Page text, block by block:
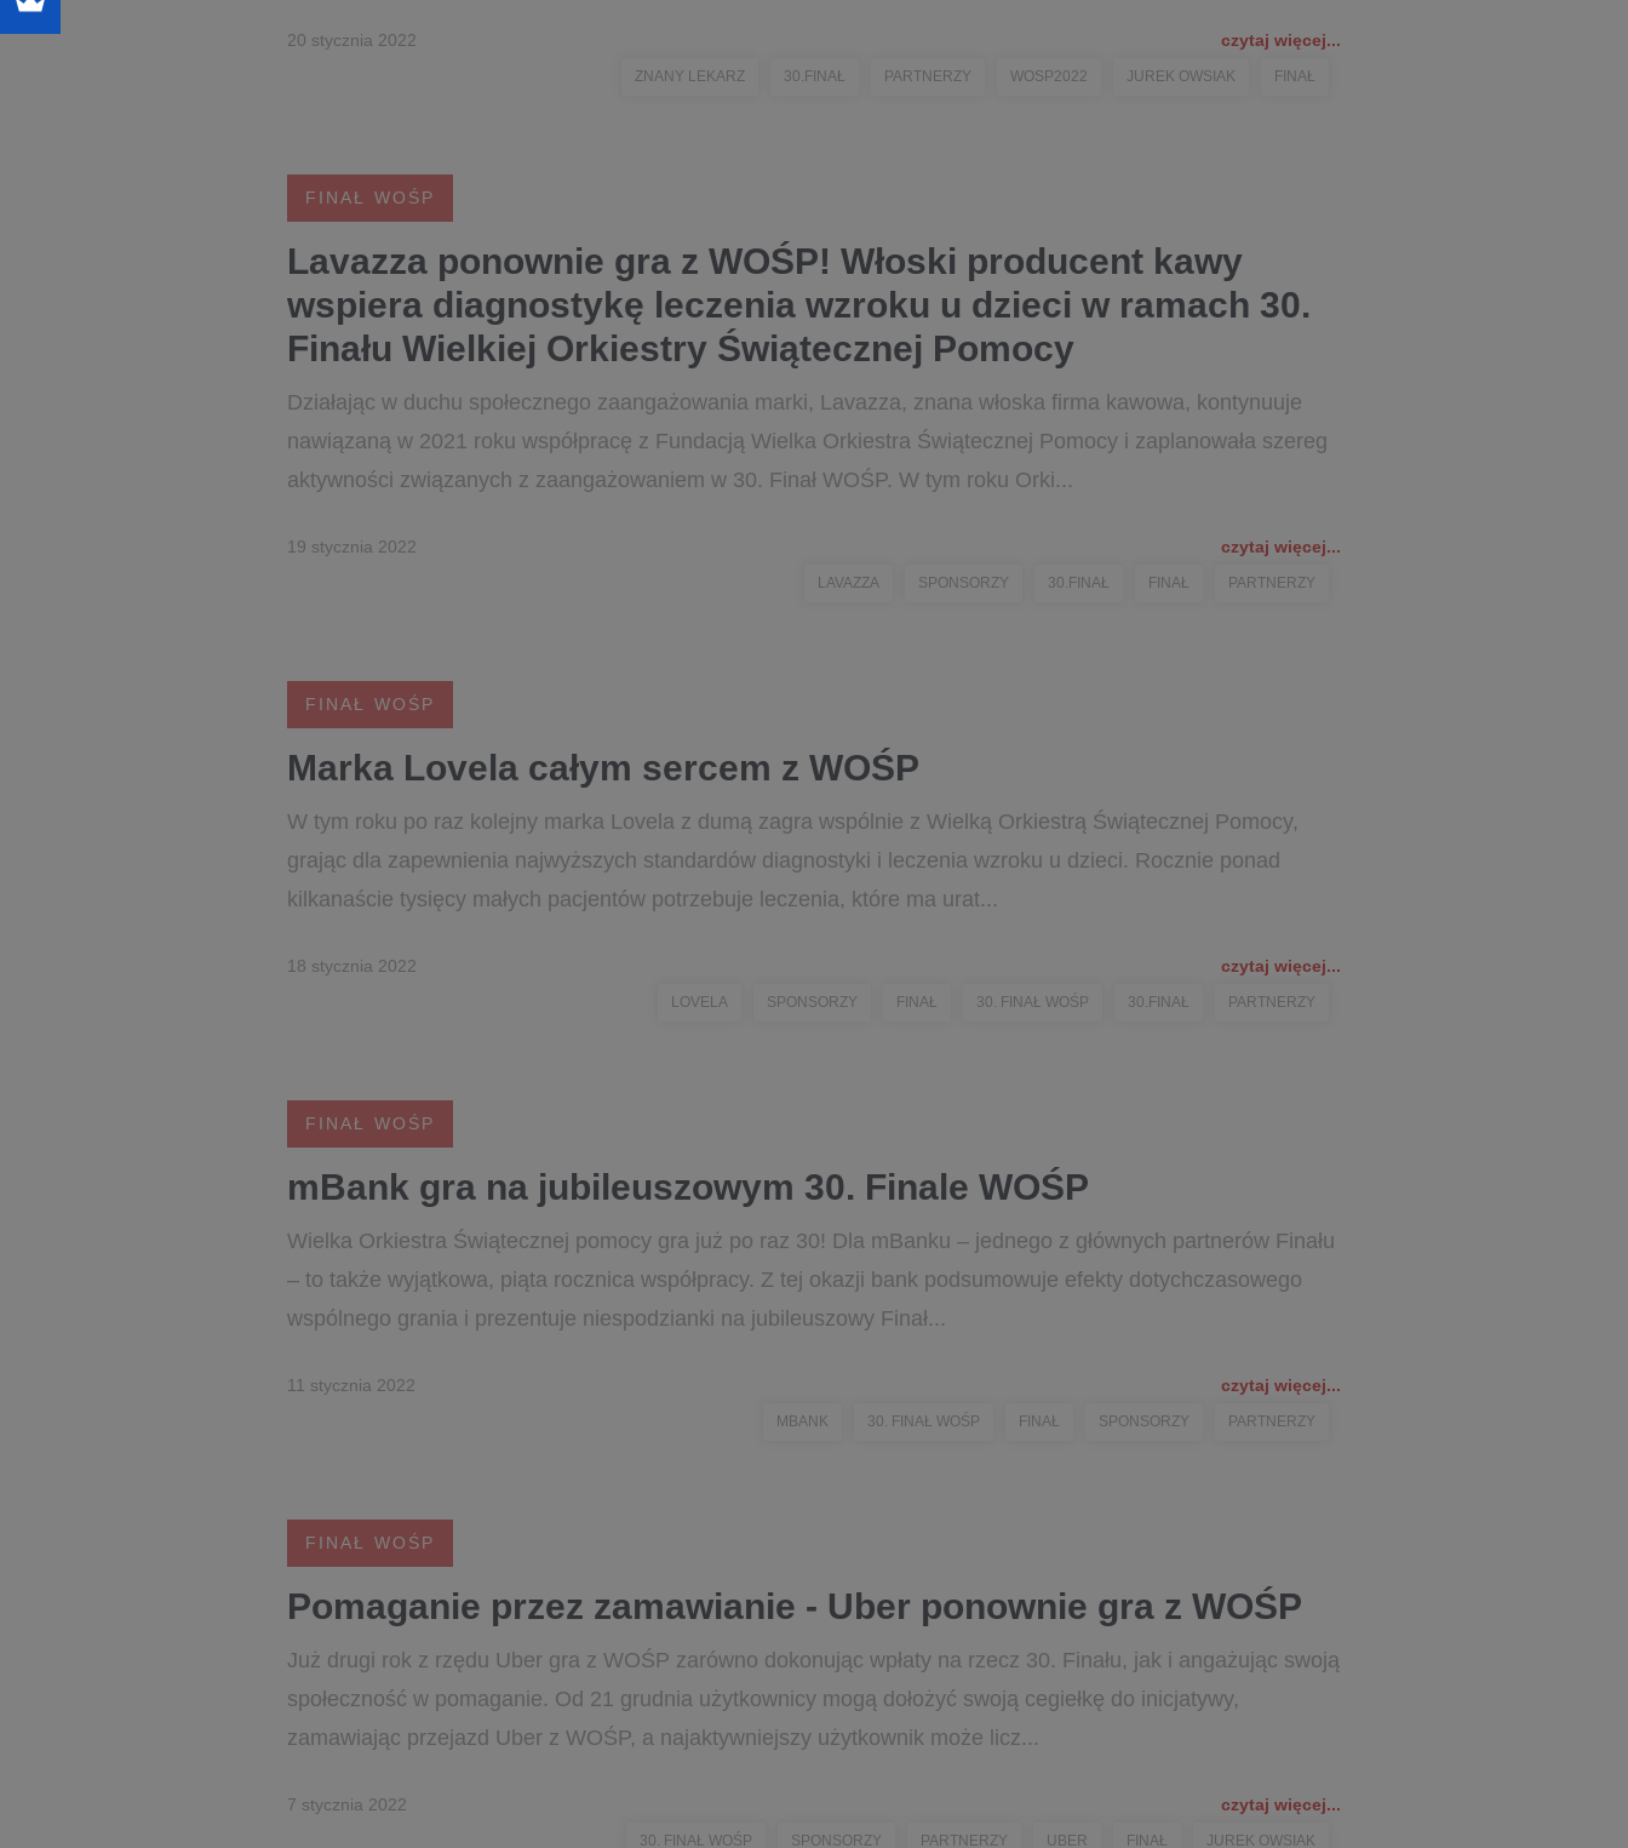
20 stycznia 2022 czytaj więcej...
ZNANY LEKARZ 30.FINAŁ PARTNERZY WOSP2022 JUREK OWSIAK FINAŁ
FINAŁ WOŚP
Lavazza ponownie gra z WOŚP! Włoski producent kawy
wspiera diagnostykę leczenia wzroku u dzieci w ramach 30.
Finału Wielkiej Orkiestry Świątecznej Pomocy
Działając w duchu społecznego zaangażowania marki, Lavazza, znana włoska firma kawowa, kontynuuje
nawiązaną w 2021 roku współpracę z Fundacją Wielka Orkiestra Świątecznej Pomocy i zaplanowała szereg
aktywności związanych z zaangażowaniem w 30. Finał WOŚP. W tym roku Orki...
19 stycznia 2022 czytaj więcej...
LAVAZZA SPONSORZY 30.FINAŁ FINAŁ PARTNERZY
FINAŁ WOŚP
Marka Lovela całym sercem z WOŚP
W tym roku po raz kolejny marka Lovela z dumą zagra wspólnie z Wielką Orkiestrą Świątecznej Pomocy,
grając dla zapewnienia najwyższych standardów diagnostyki i leczenia wzroku u dzieci. Rocznie ponad
kilkanaście tysięcy małych pacjentów potrzebuje leczenia, które ma urat...
18 stycznia 2022 czytaj więcej...
LOVELA SPONSORZY FINAŁ 30. FINAŁ WOŚP 30.FINAŁ PARTNERZY
FINAŁ WOŚP
mBank gra na jubileuszowym 30. Finale WOŚP
Wielka Orkiestra Świątecznej pomocy gra już po raz 30! Dla mBanku – jednego z głównych partnerów Finału
– to także wyjątkowa, piąta rocznica współpracy. Z tej okazji bank podsumowuje efekty dotychczasowego
wspólnego grania i prezentuje niespodzianki na jubileuszowy Finał...
11 stycznia 2022 czytaj więcej...
MBANK 30. FINAŁ WOŚP FINAŁ SPONSORZY PARTNERZY
FINAŁ WOŚP
Pomaganie przez zamawianie - Uber ponownie gra z WOŚP
Już drugi rok z rzędu Uber gra z WOŚP zarówno dokonując wpłaty na rzecz 30. Finału, jak i angażując swoją
społeczność w pomaganie. Od 21 grudnia użytkownicy mogą dołożyć swoją cegiełkę do inicjatywy,
zamawiając przejazd Uber z WOŚP, a najaktywniejszy użytkownik może licz...
7 stycznia 2022 czytaj więcej...
30. FINAŁ WOŚP SPONSORZY PARTNERZY UBER FINAŁ JUREK OWSIAK